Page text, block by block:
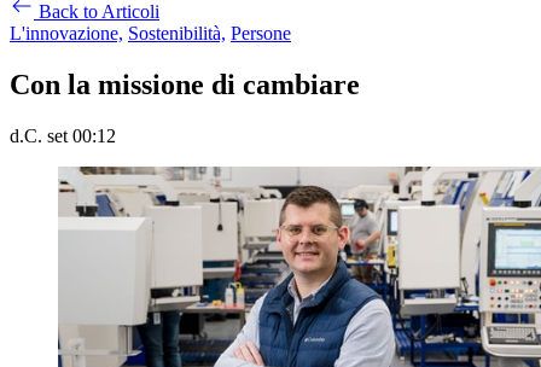
Back to Articoli
L'innovazione, Sostenibilità, Persone
Con la missione di cambiare
d.C. set 00:12